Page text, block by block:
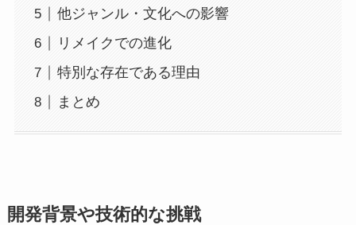
他ジャンル・文化への影響
リメイクでの進化
特別な存在である理由
まとめ
開発背景や技術的な挑戦